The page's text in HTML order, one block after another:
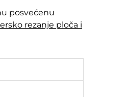
posvećenu
rezanje ploča i